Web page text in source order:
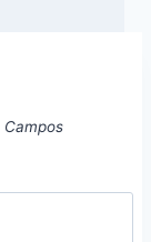
Campos